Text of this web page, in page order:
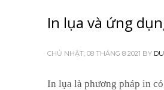
In lụa và ứng
CHỦ NHẬT, 08 THÁNG 8 2021 BY
In lụa là phương pháp in